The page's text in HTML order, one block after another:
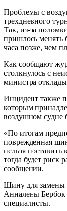
Проблемы с
трехдневного
Так, из-за
пришлось менять
часа позже, чем
Как сообщают
столкнулось с
министра
Инцидент также
которым
воздушном судне
«По итогам
поврежденная
нельзя
тогда будет риск
сообщении.
Шину для замены
Анналены Бербок
специалисты.